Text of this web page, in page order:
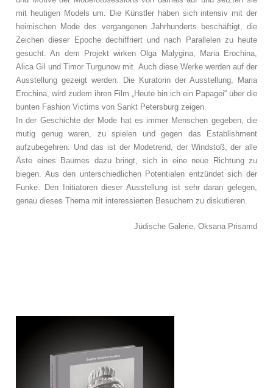
mit heutigen Models um. Die Künstler haben sich intensiv mit der
heimischen Mode des vergangenen Jahrhunderts beschäftigt, die
Zeichen dieser Epoche dechiffriert und nach Parallelen zu heute
gesucht. An dem Projekt wirken Olga Malygina, Maria Erochina,
Alica Gil und Timor Turgunow mit. Auch diese Werke werden auf der
Ausstellung gezeigt werden. Die Kuratorin der Ausstellung, Maria
Erochina, wird zudem ihren Film „Heute bin ich ein Papagei“ über die
bunten Fashion Victims von Sankt Petersburg zeigen.
In der Geschichte der Mode hat es immer Menschen gegeben, die
mutig genug waren, zu spielen und gegen das Establishment
aufzubegehren. Und das ist der Modetrend, der Windstoß, der alle
Äste eines Baumes dazu bringt, sich in eine neue Richtung zu
biegen. Aus den unterschiedlichen Potentialen entzündet sich der
Funke. Den Initiatoren dieser Ausstellung ist sehr daran gelegen,
genau dieses Thema mit interessierten Besuchern zu diskutieren.
Jüdische Galerie, Oksana Prisamd